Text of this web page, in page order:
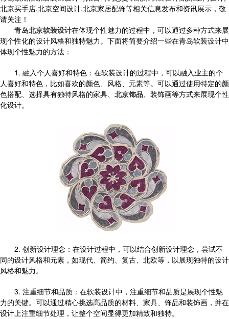
北京买手店,北京空间设计,北京家居配饰等相关信息发布和资讯展示，敬
请关注！
青岛北京软装设计在体现个性魅力的过程中，可以通过多种方式来展
现个性化的设计风格和独特魅力。下面将简要介绍一些在青岛软装设计中
体现个性魅力的方法：
1. 融入个人喜好和特色：在软装设计的过程中，可以融入业主的个
人喜好和特色，比如喜欢的颜色、风格、元素等。可以通过使用特定的颜
色搭配、选择具有独特风格的家具、 北京饰品、装饰画等方式来展现个性
化设计。
2. 创新设计理念：在设计过程中，可以结合创新设计理念，尝试不
同的设计风格和元素，如现代、简约、复古、北欧等，以展现独特的设计
风格和魅力。
3. 注重细节和品质：在软装设计中，注重细节和品质是展现个性魅
力的关键。可以通过精心挑选高品质的材料、家具、饰品和装饰画，并在
设计上注重细节处理，让整个空间显得更加精致和独特。